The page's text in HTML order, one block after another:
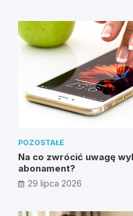
POZOSTAŁE
Na co zwrócić uwagę
abonament?
29 lipca 2026